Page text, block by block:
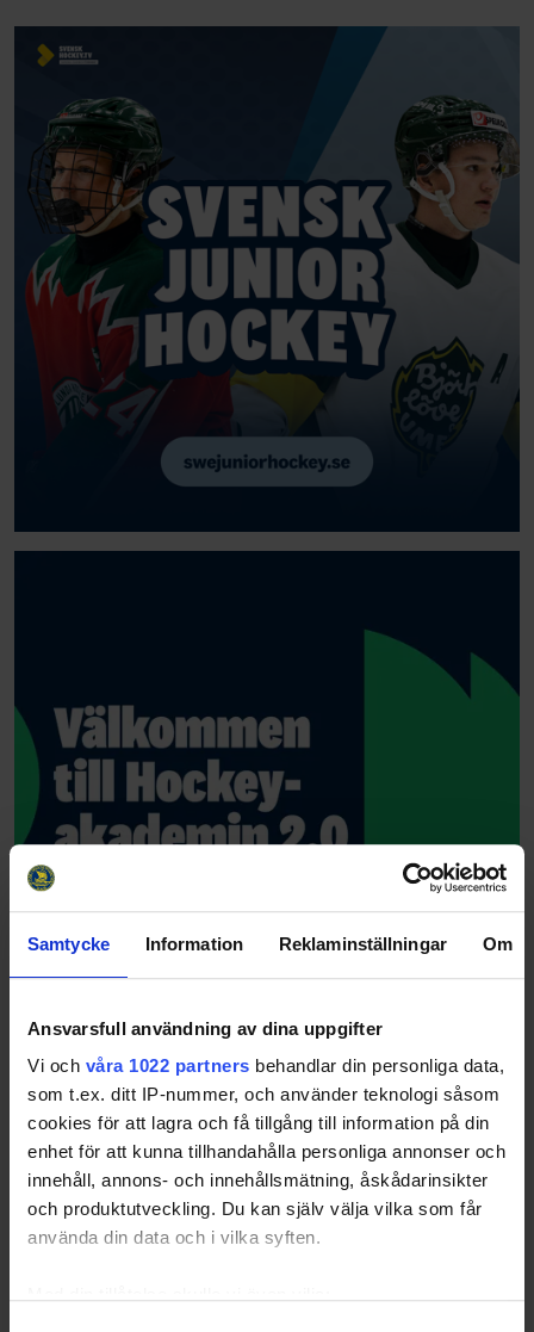
Samtycke Information Reklaminställningar Om
Ansvarsfull användning av dina uppgifter
Vi och våra 1022 partners behandlar din personliga data,
som t.ex. ditt IP-nummer, och använder teknologi såsom
cookies för att lagra och få tillgång till information på din
enhet för att kunna tillhandahålla personliga annonser och
innehåll, annons- och innehållsmätning, åskådarinsikter
och produktutveckling. Du kan själv välja vilka som får
använda din data och i vilka syften.